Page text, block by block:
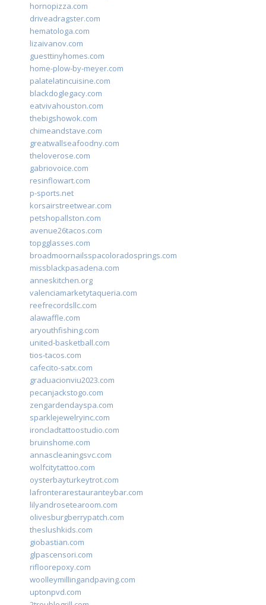
hornopizza.com
driveadragster.com
hematologa.com
lizaivanov.com
guesttinyhomes.com
home-plow-by-meyer.com
palatelatincuisine.com
blackdoglegacy.com
eatvivahouston.com
thebigshowok.com
chimeandstave.com
greatwallseafoodny.com
theloverose.com
gabriovoice.com
resinflowart.com
p-sports.net
korsairstreetwear.com
petshopallston.com
avenue26tacos.com
topgglasses.com
broadmoornailsspacoloradosprings.com
missblackpasadena.com
anneskitchen.org
valenciamarketytaqueria.com
reefrecordsllc.com
alawaffle.com
aryouthfishing.com
united-basketball.com
tios-tacos.com
cafecito-satx.com
graduacionviu2023.com
pecanjackstogo.com
zengardendayspa.com
sparklejewelryinc.com
ironcladtattoostudio.com
bruinshome.com
annascleaningsvc.com
wolfcitytattoo.com
oysterbayturkeytrot.com
lafronterarestauranteybar.com
lilyandrosetearoom.com
olivesburgberrypatch.com
theslushkids.com
giobastian.com
glpascensori.com
rifloorepoxy.com
woolleymillingandpaving.com
uptonpvd.com